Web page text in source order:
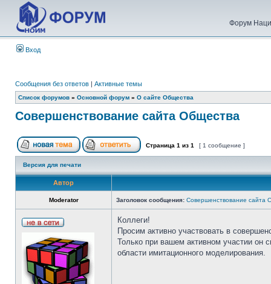
Форум
Вход
Сообщения без ответов | Активные темы
Список форумов » Основной форум » О сайте Общества
Совершенствование сайта Общества
Страница 1 из 1 [ 1 сообщение ]
Версия для печати
Автор
Moderator Заголовок сообщения: Совершенствование сайта
Коллеги!
Просим активно участвовать в
Только при вашем активном участии он
области имитационного моделирования.